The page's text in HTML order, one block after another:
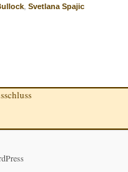
,Svetlana Spajic